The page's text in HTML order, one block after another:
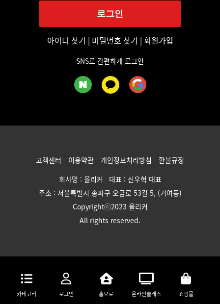
카테고리 로그인 홈으로 온라인클래스 쇼핑몰
아이디 찾기 | 비밀번호 찾기 | 회원가입
SNS로 간편하게 로그인
고객센터 이용약관 개인정보처리방침
환불규정
회사명 : 올리커 대표 : 신우혁 대표
주소 : 서울특별시 송파구 오금로 53길 5, (거여동)
Copyrightⓒ2023 올리커
All rights reserved.